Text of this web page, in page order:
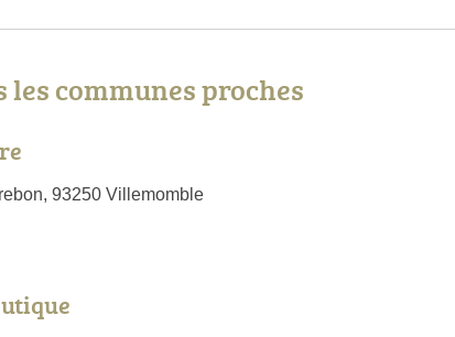
communes proches
93250 Villemomble